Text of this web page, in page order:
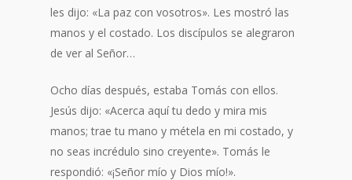
les dijo: «La paz con vosotros». Les mostró las
manos y el costado. Los discípulos se alegraron
de ver al Señor…
Ocho días después, estaba Tomás con ellos.
Jesús dijo: «Acerca aquí tu dedo y mira mis
manos; trae tu mano y métela en mi costado, y
no seas incrédulo sino creyente». Tomás le
respondió: «¡Señor mío y Dios mío!».